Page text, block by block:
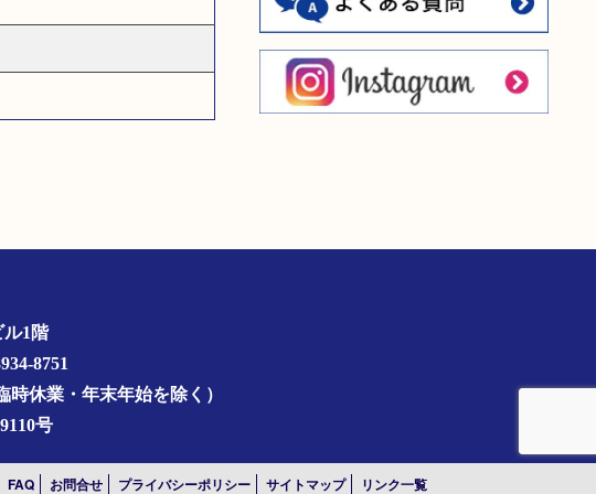
ル1階
8751
時休業・年末年始を除く）
号
FAQ お問合せ プライバシーポリシー サイトマップ リンク一覧